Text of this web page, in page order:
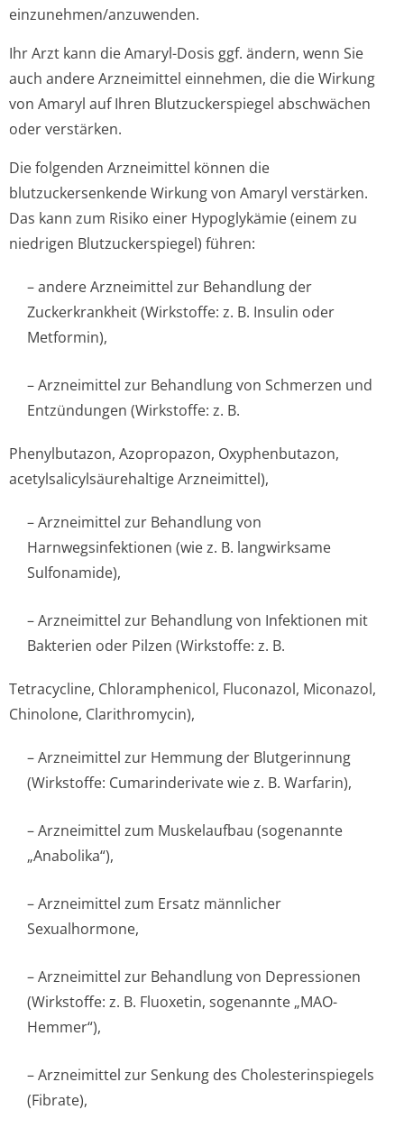
einzunehmen/an­zuwenden.
Ihr Arzt kann die Amaryl-Dosis ggf. ändern, wenn Sie
auch andere Arzneimittel einnehmen, die die Wirkung
von Amaryl auf Ihren Blutzuckerspiegel abschwächen
oder verstärken.
Die folgenden Arzneimittel können die
blutzuckersenkende Wirkung von Amaryl verstärken.
Das kann zum Risiko einer Hypoglykämie (einem zu
niedrigen Blutzuckerspiegel) führen:
– andere Arzneimittel zur Behandlung der
Zuckerkrankheit (Wirkstoffe: z. B. Insulin oder
Metformin),
– Arzneimittel zur Behandlung von Schmerzen und
Entzündungen (Wirkstoffe: z. B.
Phenylbutazon, Azopropazon, Oxyphenbutazon,
acetylsalicyl­säurehaltige Arzneimittel),
– Arzneimittel zur Behandlung von
Harnwegsinfektionen (wie z. B. langwirksame
Sulfonamide),
– Arzneimittel zur Behandlung von Infektionen mit
Bakterien oder Pilzen (Wirkstoffe: z. B.
Tetracycline, Chloramphenicol, Fluconazol, Miconazol,
Chinolone, Clarithromycin),
– Arzneimittel zur Hemmung der Blutgerinnung
(Wirkstoffe: Cumarinderivate wie z. B. Warfarin),
– Arzneimittel zum Muskelaufbau (sogenannte
„Anabolika“),
– Arzneimittel zum Ersatz männlicher
Sexualhormone,
– Arzneimittel zur Behandlung von Depressionen
(Wirkstoffe: z. B. Fluoxetin, sogenannte „MAO-
Hemmer“),
– Arzneimittel zur Senkung des Cholesterinspiegels
(Fibrate),